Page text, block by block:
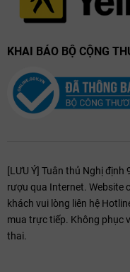
KHAI BÁO BỘ CỘNG
[LƯU Ý] Tuân thủ Nghị
rượu qua Internet. Website
khách vui lòng liên hệ
mua trực tiếp. Không phục
thai.